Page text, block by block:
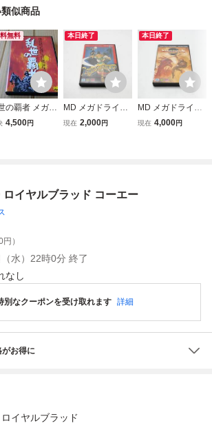
似商品
無料
の覇者 メガド
ブ
4,500円
本日終了
MD メガドライブ
ソフト 箱説有 ラ
現在 2,000円
本日終了
MD メガドライブ
ソフト 箱説有 ソ
現在 4,000円
ロイヤルブラッド コーエー
円）
水）22時0分 終了
なし
別なクーポンを受け取れます 詳細
お得に
ロイヤルブラッド